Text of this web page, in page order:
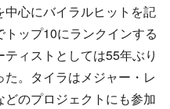
心にバイラルヒットを記
ップ10にランクインする
ィストとしては55年ぶり
。タイラはメジャー・レ
のプロジェクトにも参加